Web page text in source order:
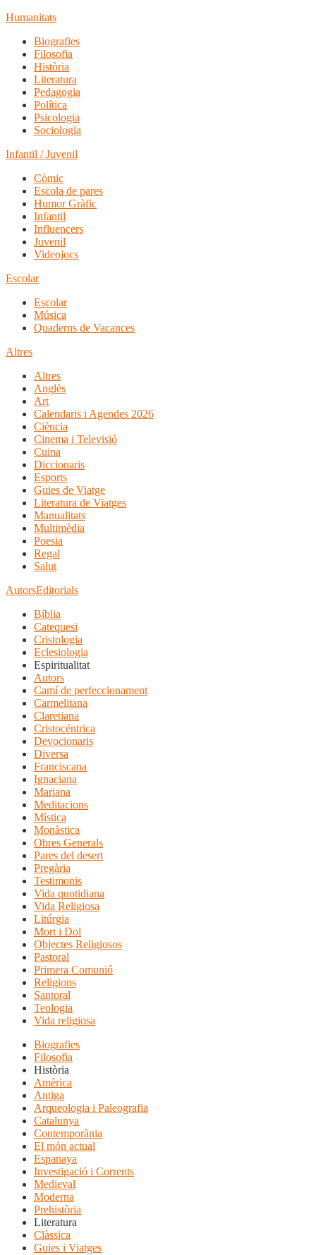
Humanitats
Biografies
Filosofia
Història
Literatura
Pedagogia
Política
Psicologia
Sociologia
Infantil / Juvenil
Còmic
Escola de pares
Humor Gràfic
Infantil
Influencers
Juvenil
Videojocs
Escolar
Escolar
Música
Quaderns de Vacances
Altres
Altres
Anglès
Art
Calendaris i Agendes 2026
Ciència
Cinema i Televisió
Cuina
Diccionaris
Esports
Guies de Viatge
Literatura de Viatges
Manualitats
Multimèdia
Poesia
Regal
Salut
AutorsEditorials
Bíblia
Catequesi
Cristologia
Eclesiologia
Espiritualitat
Autors
Camí de perfeccionament
Carmelitana
Claretiana
Cristocéntrica
Devocionaris
Diversa
Franciscana
Ignaciana
Mariana
Meditacions
Mística
Monàstica
Obres Generals
Pares del desert
Pregària
Testimonis
Vida quotidiana
Vida Religiosa
Litúrgia
Mort i Dol
Objectes Religiosos
Pastoral
Primera Comunió
Religions
Santoral
Teologia
Vida religiosa
Biografies
Filosofia
Història
Amèrica
Antiga
Arqueologia i Paleografia
Catalunya
Contemporània
El món actual
Espanaya
Investigació i Corrents
Medieval
Moderna
Prehistòria
Literatura
Clàssica
Guies i Viatges